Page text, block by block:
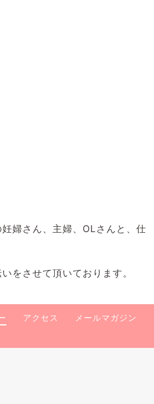
婦さん、主婦、OLさんと、仕
をさせて頂いております。
アクセス メールマガジン